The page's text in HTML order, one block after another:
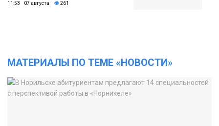
11:53 07 августа 261
МАТЕРИАЛЫ ПО ТЕМЕ «НОВОСТИ»